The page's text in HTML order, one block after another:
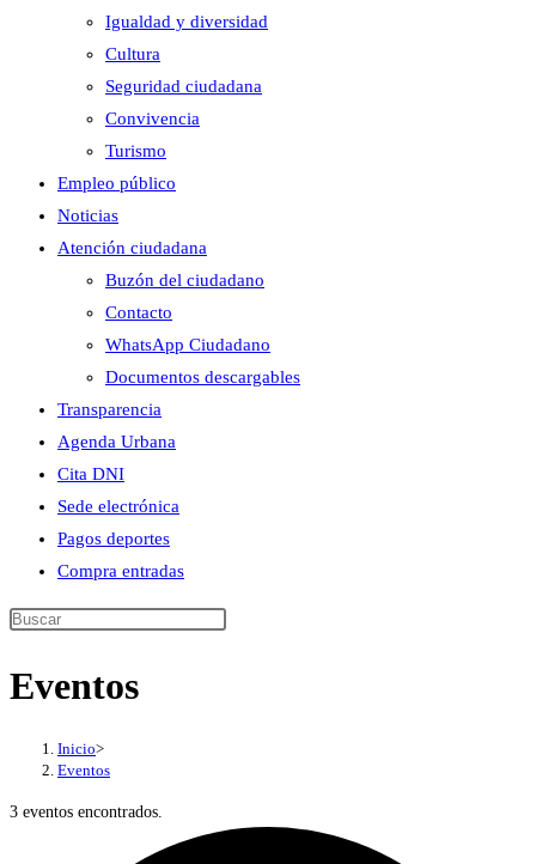
Igualdad y diversidad
Cultura
Seguridad ciudadana
Convivencia
Turismo
Empleo público
Noticias
Atención ciudadana
Buzón del ciudadano
Contacto
WhatsApp Ciudadano
Documentos descargables
Transparencia
Agenda Urbana
Cita DNI
Sede electrónica
Pagos deportes
Compra entradas
Buscar
esta
Eventos
Inicio>
Eventos
3 eventos encontrados.